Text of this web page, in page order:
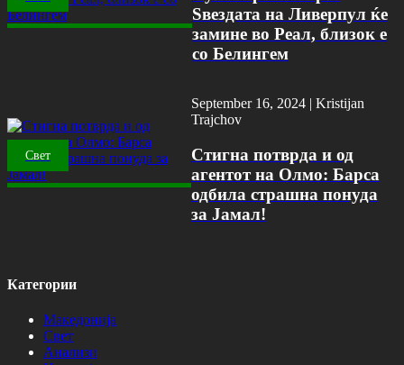
Ѕвездата на Ливерпул ќе
замине во Реал, близок е
со Белингем
Свет
September 16, 2024 | Kristijan
Trajchov
Стигна потврда и од
агентот на Олмо: Барса
одбила страшна понуда
за Јамал!
Категории
Македонија
Свет
Анализи